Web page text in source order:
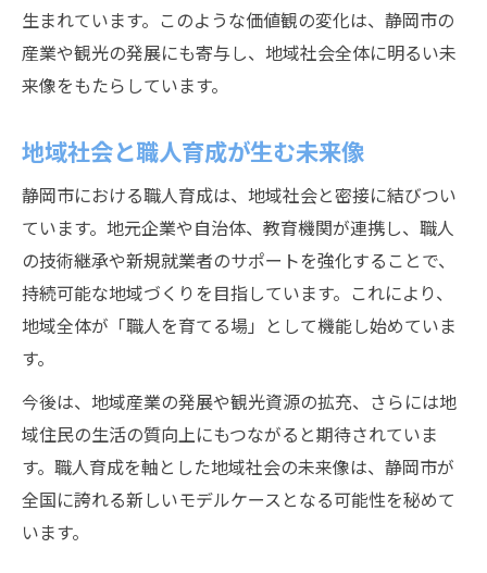
生まれています。このような価値観の変化は、静岡市の
産業や観光の発展にも寄与し、地域社会全体に明るい未
来像をもたらしています。
地域社会と職人育成が生む未来像
静岡市における職人育成は、地域社会と密接に結びつい
ています。地元企業や自治体、教育機関が連携し、職人
の技術継承や新規就業者のサポートを強化することで、
持続可能な地域づくりを目指しています。これにより、
地域全体が「職人を育てる場」として機能し始めていま
す。
今後は、地域産業の発展や観光資源の拡充、さらには地
域住民の生活の質向上にもつながると期待されていま
す。職人育成を軸とした地域社会の未来像は、静岡市が
全国に誇れる新しいモデルケースとなる可能性を秘めて
います。